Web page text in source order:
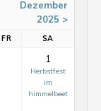
Dezember
2025 >
FR SA
1
Herbstfest
im
himmelbeet